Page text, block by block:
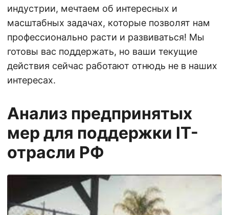
индустрии, мечтаем об интересных и
масштабных задачах, которые позволят нам
профессионально расти и развиваться! Мы
готовы вас поддержать, но ваши текущие
действия сейчас работают отнюдь не в наших
интересах.
Анализ предпринятых
мер для поддержки IT-
отрасли РФ